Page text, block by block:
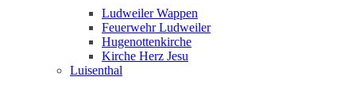
Ludweiler Wappen
Feuerwehr Ludweiler
Hugenottenkirche
Kirche Herz Jesu
Luisenthal